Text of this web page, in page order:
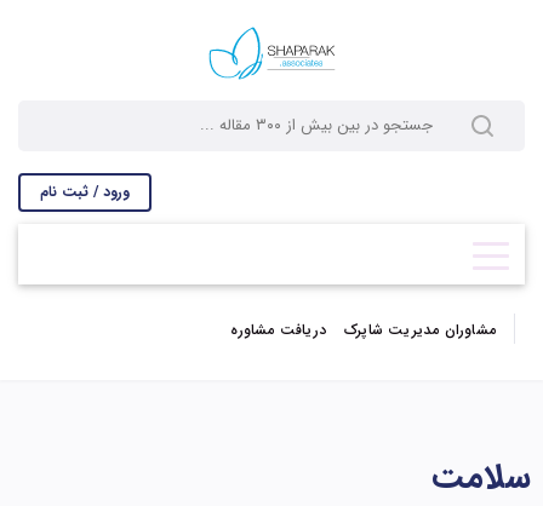
ورود / ثبت نام
مشاوران مدیریت شاپرک دریافت مشاوره
سلامت